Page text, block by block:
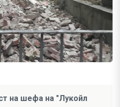
на шефа на "Лукойл